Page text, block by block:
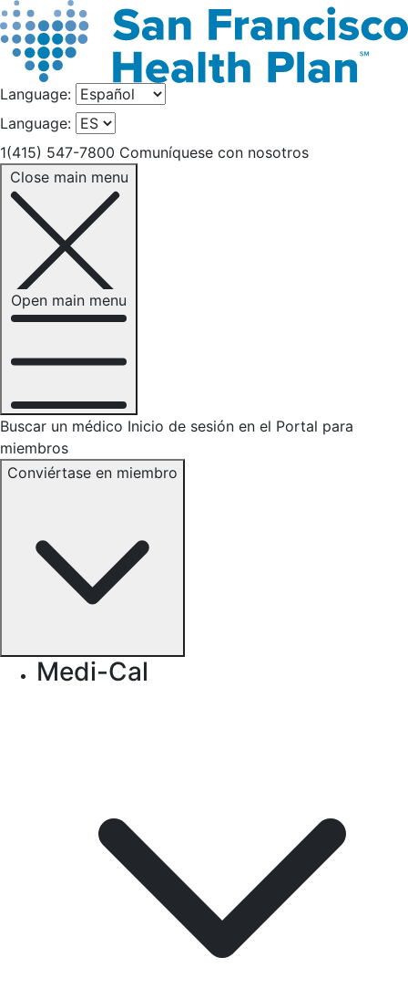
Language:
Language:
1(415) 547-7800 Comuníquese con nosotros
Close main menu
Open main menu
Buscar un médico Inicio de sesión en el Portal para
miembros
Conviértase en miembro
Medi-Cal